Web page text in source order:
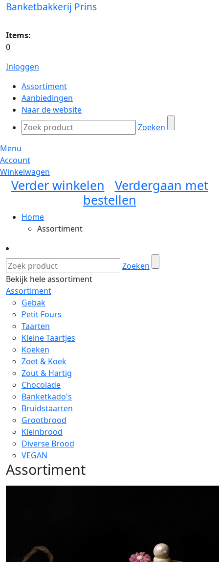
Banketbakkerij Prins
Items:
0
Inloggen
Assortiment
Aanbiedingen
Naar de website
Zoeken
Menu
Account
Winkelwagen
Verder winkelen
Verdergaan met
bestellen
Home
Assortiment
Zoeken
Bekijk hele assortiment
Assortiment
Gebak
Petit Fours
Taarten
Kleine Taartjes
Koeken
Zoet & Koek
Zout & Hartig
Chocolade
Banketkado's
Bruidstaarten
Grootbrood
Kleinbrood
Diverse Brood
VEGAN
Assortiment